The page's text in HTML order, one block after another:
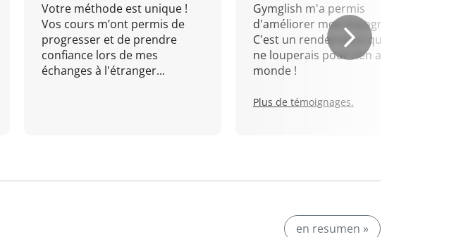
Votre méthode est unique !
Vos cours m’ont permis de
progresser et de prendre
confiance lors de mes
échanges à l'étranger...
Gymglish m'a permis
d'améliorer mon espagnol.
C'est un rendez-vous que je
ne louperais pour rien au
monde !
Plus de témoignages.
en resumen »